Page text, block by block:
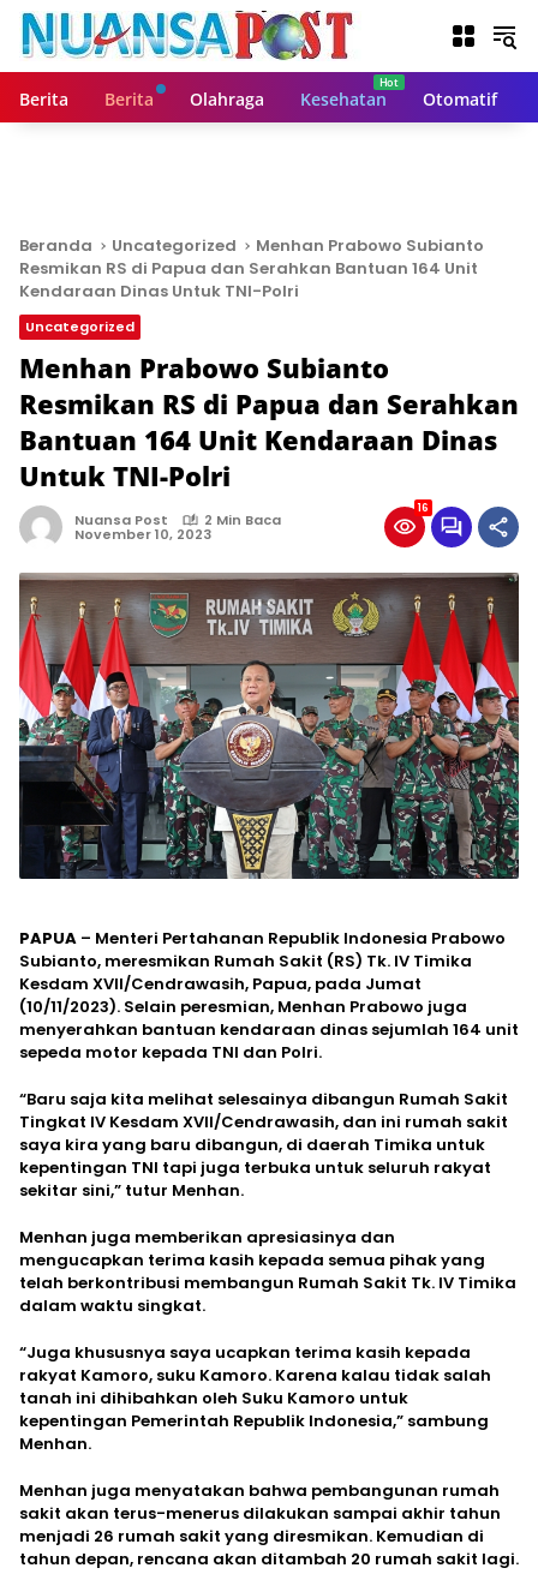
Berita Berita Olahraga Kesehatan Otomatif
Beranda Uncategorized
Menhan Prabowo Subianto
Resmikan RS di Papua dan Serahkan Bantuan 164 Unit
Kendaraan Dinas Untuk TNI-Polri
Uncategorized
Menhan Prabowo Subianto
Resmikan RS di Papua dan Serahkan
Bantuan 164 Unit Kendaraan Dinas
Untuk TNI-Polri
Nuansa Post 2 Min Baca
November 10, 2023
16
PAPUA – Menteri Pertahanan Republik Indonesia Prabowo
Subianto, meresmikan Rumah Sakit (RS) Tk. IV Timika
Kesdam XVII/Cendrawasih, Papua, pada Jumat
(10/11/2023). Selain peresmian, Menhan Prabowo juga
menyerahkan bantuan kendaraan dinas sejumlah 164 unit
sepeda motor kepada TNI dan Polri.
“Baru saja kita melihat selesainya dibangun Rumah Sakit
Tingkat IV Kesdam XVII/Cendrawasih, dan ini rumah sakit
saya kira yang baru dibangun, di daerah Timika untuk
kepentingan TNI tapi juga terbuka untuk seluruh rakyat
sekitar sini,” tutur Menhan.
Menhan juga memberikan apresiasinya dan
mengucapkan terima kasih kepada semua pihak yang
telah berkontribusi membangun Rumah Sakit Tk. IV Timika
dalam waktu singkat.
“Juga khususnya saya ucapkan terima kasih kepada
rakyat Kamoro, suku Kamoro. Karena kalau tidak salah
tanah ini dihibahkan oleh Suku Kamoro untuk
kepentingan Pemerintah Republik Indonesia,” sambung
Menhan.
Menhan juga menyatakan bahwa pembangunan rumah
sakit akan terus-menerus dilakukan sampai akhir tahun
menjadi 26 rumah sakit yang diresmikan. Kemudian di
tahun depan, rencana akan ditambah 20 rumah sakit lagi.